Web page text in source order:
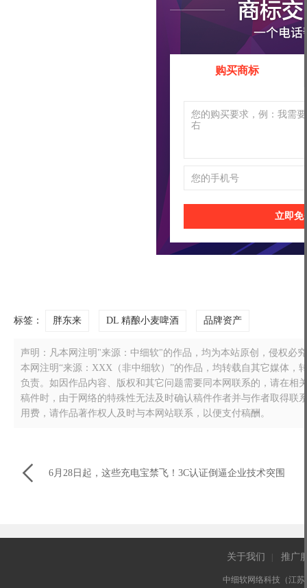
购买商标
立即免
标签： 胖东来 DL 精酿小麦啤酒 品牌资产
声明：凡本网注明"来源：中细软"的作品，均为本站原创，侵权必
本网注明“来源：XXX（非中细软）”的作品，均转载自其它媒体
负责。如因作品内容、版权和其它问题需要同本网联系的，请在相
稿件时，由于网络的特殊性无法及时确认稿件作者并与作者取得
用费，请作品著作权人及时与本网站联系，以便支付稿酬。
 6月28日起，这些充电宝禁飞！3C认证倒逼企业技术突围
关于我们 推广
中细软网络科技（江